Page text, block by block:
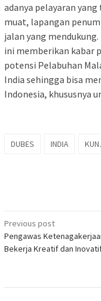
adanya pelayaran
muat, lapangan
jalan yang
ini memberikan kabar
potensi Pelabuhan
India sehingga bisa
Indonesia, khususnya
DUBES INDIA
Post
navigation
Previous post
Pengawas
Bekerja Kreatif dan